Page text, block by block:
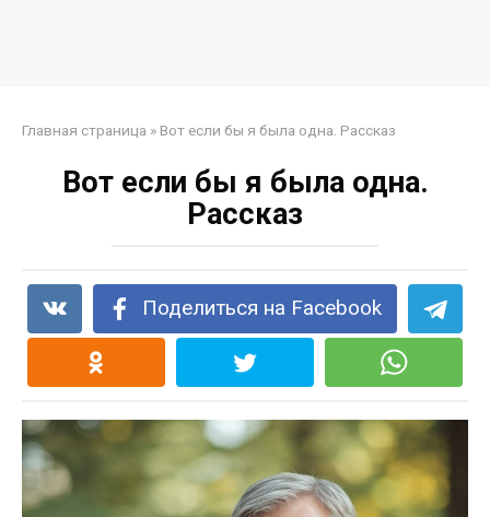
Главная страница » Вот если бы я была одна. Рассказ
Вот если бы я была одна.
Рассказ
Поделиться на Facebook